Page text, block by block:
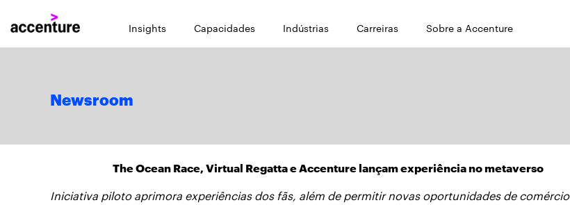
Insights Capacidades Indústrias Carreiras Sobre a Accenture
Newsroom
The Ocean Race, Virtual Regatta e Accenture lançam experiência no metaverso
Iniciativa piloto aprimora experiências dos fãs, além de permitir novas oportunidades de comércio